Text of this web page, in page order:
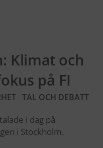
Klimat och
på FI
TAL OCH DEBATT
i dag på
i Stockholm.